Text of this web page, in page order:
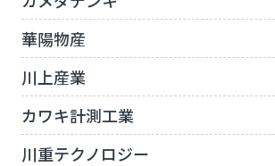
華陽物産
川上産業
カワキ計測工業
川重テクノロジー